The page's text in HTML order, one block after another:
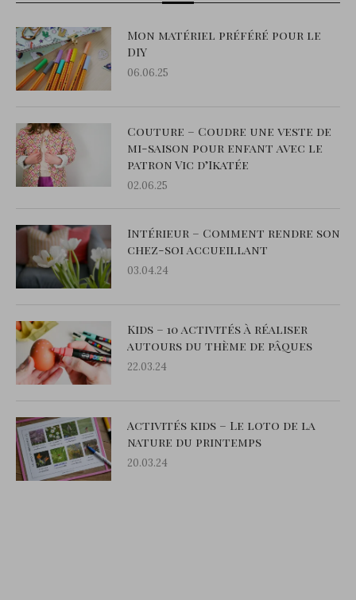
Mon matériel préféré pour le
DIY
06.06.25
Couture – Coudre une veste de
mi-saison pour enfant avec le
patron Vic d’Ikatée
02.06.25
Intérieur – Comment rendre son
chez-soi accueillant
03.04.24
Kids – 10 activités à réaliser
autours du thème de pâques
22.03.24
Activités kids – Le loto de la
nature du printemps
20.03.24